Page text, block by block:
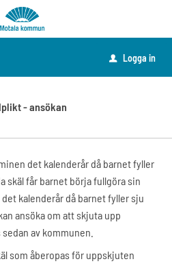
u Logga in
- ansökan
det kalenderår då barnet fyller
skäl får barnet börja fullgöra sin
kalenderår då barnet fyller sju
ansöka om att skjuta upp
av kommunen.
som åberopas för uppskjuten